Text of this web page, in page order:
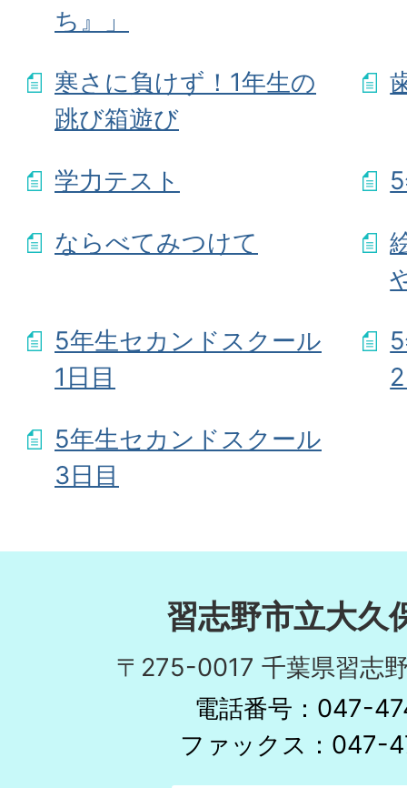
ち』」
寒さに負けず！1年生の
跳び箱遊び
学力テスト
ならべてみつけて
5年生セカンドスクール
1日目
5年生セカンドスクール
3日目
習志野市立大久
〒275-0017 千葉県習志
電話番号：047-
ファックス：047-